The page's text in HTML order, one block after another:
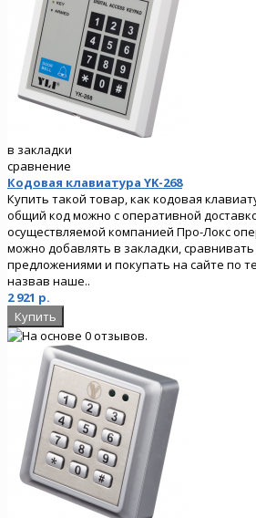
в закладки
сравнение
Кодовая клавиатура YK-268
Купить такой товар, как кодовая
общий код можно с оперативной
осуществляемой компанией Про-Локс
можно добавлять в закладки,
предложениями и покупать на сайте по
назвав наше..
2 921 р.